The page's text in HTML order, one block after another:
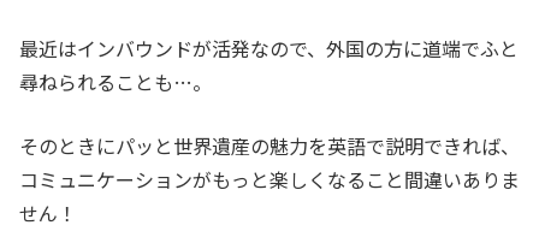
最近はインバウンドが活発なので、外国の方に道端でふと
尋ねられることも…。
そのときにパッと世界遺産の魅力を英語で説明できれば、
コミュニケーションがもっと楽しくなること間違いありま
せん！